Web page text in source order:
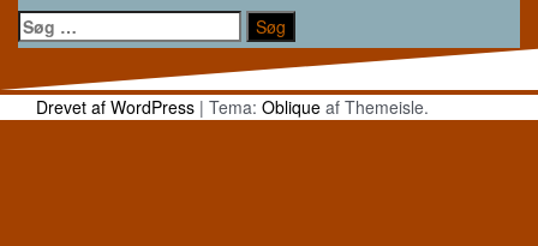
Søg
efter:
Drevet af WordPress | Tema: Oblique af Themeisle.